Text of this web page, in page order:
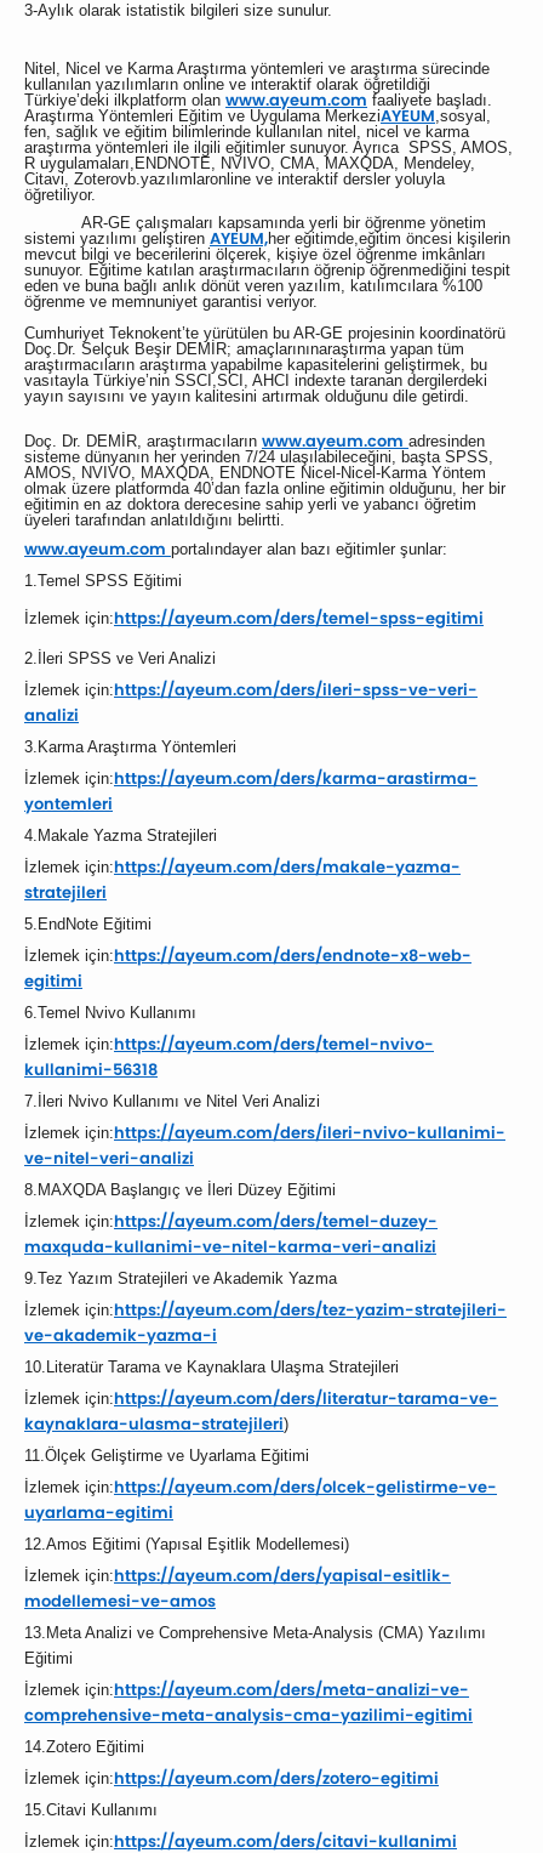
3-Aylık olarak istatistik bilgileri size sunulur.
Nitel, Nicel ve Karma Araştırma yöntemleri ve araştırma sürecinde
kullanılan yazılımların online ve interaktif olarak öğretildiği
Türkiye’deki ilkplatform olan www.ayeum.com faaliyete başladı.
Araştırma Yöntemleri Eğitim ve Uygulama MerkeziAYEUM ,sosyal,
fen, sağlık ve eğitim bilimlerinde kullanılan nitel, nicel ve karma
araştırma yöntemleri ile ilgili eğitimler sunuyor. Ayrıca SPSS, AMOS,
R uygulamaları,ENDNOTE, NVIVO, CMA, MAXQDA, Mendeley,
Citavi, Zoterovb.yazılımlaronline ve interaktif dersler yoluyla
öğretiliyor.
AR-GE çalışmaları kapsamında yerli bir öğrenme yönetim
sistemi yazılımı geliştiren AYEUM,her eğitimde,eğitim öncesi kişilerin
mevcut bilgi ve becerilerini ölçerek, kişiye özel öğrenme imkânları
sunuyor. Eğitime katılan araştırmacıların öğrenip öğrenmediğini tespit
eden ve buna bağlı anlık dönüt veren yazılım, katılımcılara %100
öğrenme ve memnuniyet garantisi veriyor.
Cumhuriyet Teknokent’te yürütülen bu AR-GE projesinin koordinatörü
Doç.Dr. Selçuk Beşir DEMİR; amaçlarınınaraştırma yapan tüm
araştırmacıların araştırma yapabilme kapasitelerini geliştirmek, bu
vasıtayla Türkiye’nin SSCI,SCI, AHCI indexte taranan dergilerdeki
yayın sayısını ve yayın kalitesini artırmak olduğunu dile getirdi.
Doç. Dr. DEMİR, araştırmacıların www.ayeum.com adresinden
sisteme dünyanın her yerinden 7/24 ulaşılabileceğini, başta SPSS,
AMOS, NVIVO, MAXQDA, ENDNOTE Nicel-Nicel-Karma Yöntem
olmak üzere platformda 40’dan fazla online eğitimin olduğunu, her bir
eğitimin en az doktora derecesine sahip yerli ve yabancı öğretim
üyeleri tarafından anlatıldığını belirtti.
www.ayeum.com portalındayer alan bazı eğitimler şunlar:
1.Temel SPSS Eğitimi
İzlemek için:https://ayeum.com/ders/temel-spss-egitimi
2.İleri SPSS ve Veri Analizi
İzlemek için:https://ayeum.com/ders/ileri-spss-ve-veri-
analizi
3.Karma Araştırma Yöntemleri
İzlemek için:https://ayeum.com/ders/karma-arastirma-
yontemleri
4.Makale Yazma Stratejileri
İzlemek için:https://ayeum.com/ders/makale-yazma-
stratejileri
5.EndNote Eğitimi
İzlemek için:https://ayeum.com/ders/endnote-x8-web-
egitimi
6.Temel Nvivo Kullanımı
İzlemek için:https://ayeum.com/ders/temel-nvivo-
kullanimi-56318
7.İleri Nvivo Kullanımı ve Nitel Veri Analizi
İzlemek için:https://ayeum.com/ders/ileri-nvivo-kullanimi-
ve-nitel-veri-analizi
8.MAXQDA Başlangıç ve İleri Düzey Eğitimi
İzlemek için:https://ayeum.com/ders/temel-duzey-
maxquda-kullanimi-ve-nitel-karma-veri-analizi
9.Tez Yazım Stratejileri ve Akademik Yazma
İzlemek için:https://ayeum.com/ders/tez-yazim-stratejileri-
ve-akademik-yazma-i
10.Literatür Tarama ve Kaynaklara Ulaşma Stratejileri
İzlemek için:https://ayeum.com/ders/literatur-tarama-ve-
kaynaklara-ulasma-stratejileri)
11.Ölçek Geliştirme ve Uyarlama Eğitimi
İzlemek için:https://ayeum.com/ders/olcek-gelistirme-ve-
uyarlama-egitimi
12.Amos Eğitimi (Yapısal Eşitlik Modellemesi)
İzlemek için:https://ayeum.com/ders/yapisal-esitlik-
modellemesi-ve-amos
13.Meta Analizi ve Comprehensive Meta-Analysis (CMA) Yazılımı
Eğitimi
İzlemek için:https://ayeum.com/ders/meta-analizi-ve-
comprehensive-meta-analysis-cma-yazilimi-egitimi
14.Zotero Eğitimi
İzlemek için:https://ayeum.com/ders/zotero-egitimi
15.Citavi Kullanımı
İzlemek için:https://ayeum.com/ders/citavi-kullanimi